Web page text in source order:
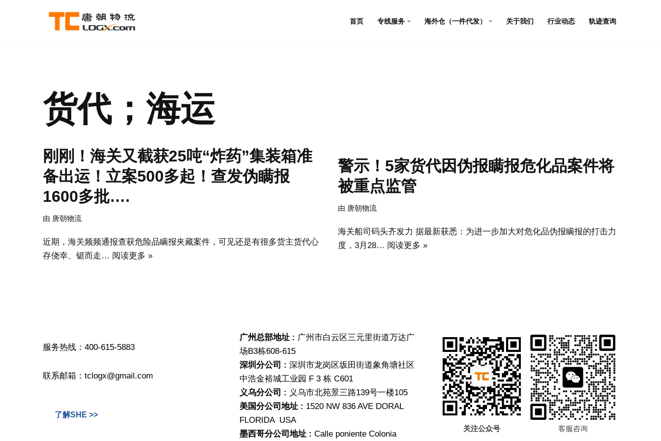
首页 专线服务 海外仓（一件代发） 关于我们 行业动态 轨迹查询
货代；海运
刚刚！海关又截获25吨“炸药”集装箱准
备出运！立案500多起！查发伪瞒报
1600多批….
由 唐朝物流
近期，海关频频通报查获危险品瞒报夹藏案件，可见还是有很多货主货代心
存侥幸、铤而走… 阅读更多 »
警示！5家货代因伪报瞒报危化品案件将
被重点监管
由 唐朝物流
海关船司码头齐发力 据最新获悉：为进一步加大对危化品伪报瞒报的打击力
度，3月28… 阅读更多 »
服务热线：400-615-5883
联系邮箱：tclogx@gmail.com
了解SHE >>
广州总部地址 : 广州市白云区三元里街道万达广
场B3栋608-615
深圳分公司 : 深圳市龙岗区坂田街道象角塘社区
中浩金裕城工业园 F 3 栋 C601
义乌分公司 : 义乌市北苑景三路139号一楼105
美国分公司地址 : 1520 NW 836 AVE DORAL
FLORIDA USA
墨西哥分公司地址 : Calle poniente Colonia
关注公众号 客服咨询